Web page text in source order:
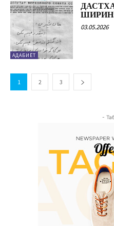
АДАБИЁТ
03.05.2026
1 2 3
-